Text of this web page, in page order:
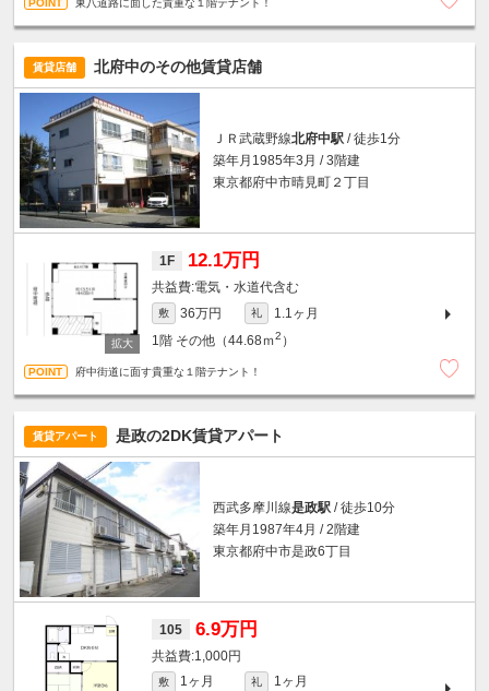
東八道路に面した貴重な１階テナント！
賃貸店舗 北府中のその他賃貸店舗
ＪＲ武蔵野線北府中駅 / 徒歩1分
築年月1985年3月 / 3階建
東京都府中市晴見町２丁目
1F 12.1万円
電気・水道代含む
敷 36万円 礼
1.1ヶ月
1階 その他（44.68ｍ2 ）
府中街道に面す貴重な１階テナント！
賃貸アパート 是政の2DK賃貸アパート
西武多摩川線是政駅 / 徒歩10分
築年月1987年4月 / 2階建
東京都府中市是政6丁目
105 6.9万円
1,000円
敷 1ヶ月 礼
1ヶ月